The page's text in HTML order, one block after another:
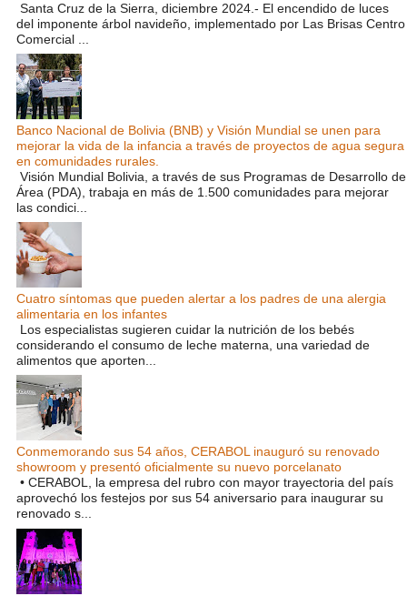
Santa Cruz de la Sierra, diciembre 2024.- El encendido de luces
del imponente árbol navideño, implementado por Las Brisas Centro
Comercial ...
Banco Nacional de Bolivia (BNB) y Visión Mundial se unen para
mejorar la vida de la infancia a través de proyectos de agua segura
en comunidades rurales.
Visión Mundial Bolivia, a través de sus Programas de Desarrollo de
Área (PDA), trabaja en más de 1.500 comunidades para mejorar
las condici...
Cuatro síntomas que pueden alertar a los padres de una alergia
alimentaria en los infantes
Los especialistas sugieren cuidar la nutrición de los bebés
considerando el consumo de leche materna, una variedad de
alimentos que aporten...
Conmemorando sus 54 años, CERABOL inauguró su renovado
showroom y presentó oficialmente su nuevo porcelanato
• CERABOL, la empresa del rubro con mayor trayectoria del país
aprovechó los festejos por sus 54 aniversario para inaugurar su
renovado s...